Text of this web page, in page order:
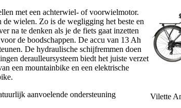
met een achterwiel- of voorwielmotor.
wielen. Zo is de wegligging het beste en
na te denken als je de fiets gaat inzetten
de boodschappen. De accu van 13 Ah
De hydraulische schijfremmen doen
deraulleursysteem biedt het juiste verzet
een mountainbike en een elektrische
aanvoelende ondersteuning
Vilette